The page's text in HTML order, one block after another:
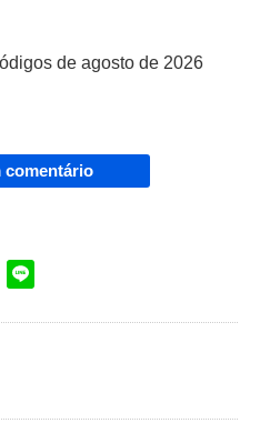
de agosto de 2026
comentário